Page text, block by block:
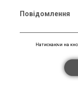
Повідомлення
Натискаючи на